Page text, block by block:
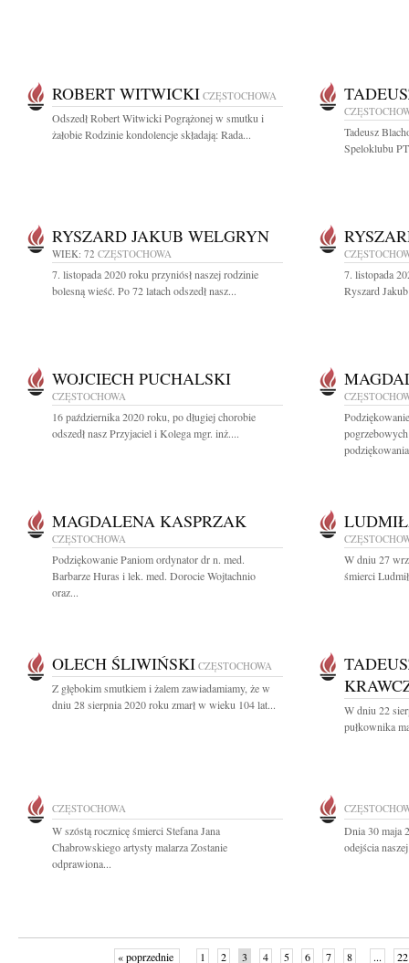
ROBERT WITWICKI CZĘSTOCHOWA
Odszedł Robert Witwicki Pogrążonej w smutku i
żałobie Rodzinie kondolencje składają: Rada...
Tadeusz
Speloklubu
RYSZARD JAKUB WELGRYN
WIEK: 72 CZĘSTOCHOWA
7. listopada 2020 roku przyniósł naszej rodzinie
bolesną wieść. Po 72 latach odszedł nasz...
7. listopada
Ryszard
WOJCIECH PUCHALSKI
CZĘSTOCHOWA
16 października 2020 roku, po długiej chorobie
odszedł nasz Przyjaciel i Kolega mgr. inż....
MAGDALENA KASPRZAK
CZĘSTOCHOWA
Podziękowanie Paniom ordynator dr n. med.
Barbarze Huras i lek. med. Dorocie Wojtachnio
oraz...
W dniu 27
śmierci
OLECH ŚLIWIŃSKI CZĘSTOCHOWA
Z głębokim smutkiem i żalem zawiadamiamy, że w
dniu 28 sierpnia 2020 roku zmarł w wieku 104 lat...
W dniu 22
pułkownika
CZĘSTOCHOWA
W szóstą rocznicę śmierci Stefana Jana
Chabrowskiego artysty malarza Zostanie
odprawiona...
Dnia 30 maja
odejścia
« poprzednie 1 2 3 4 5 6 7 8 ... 22